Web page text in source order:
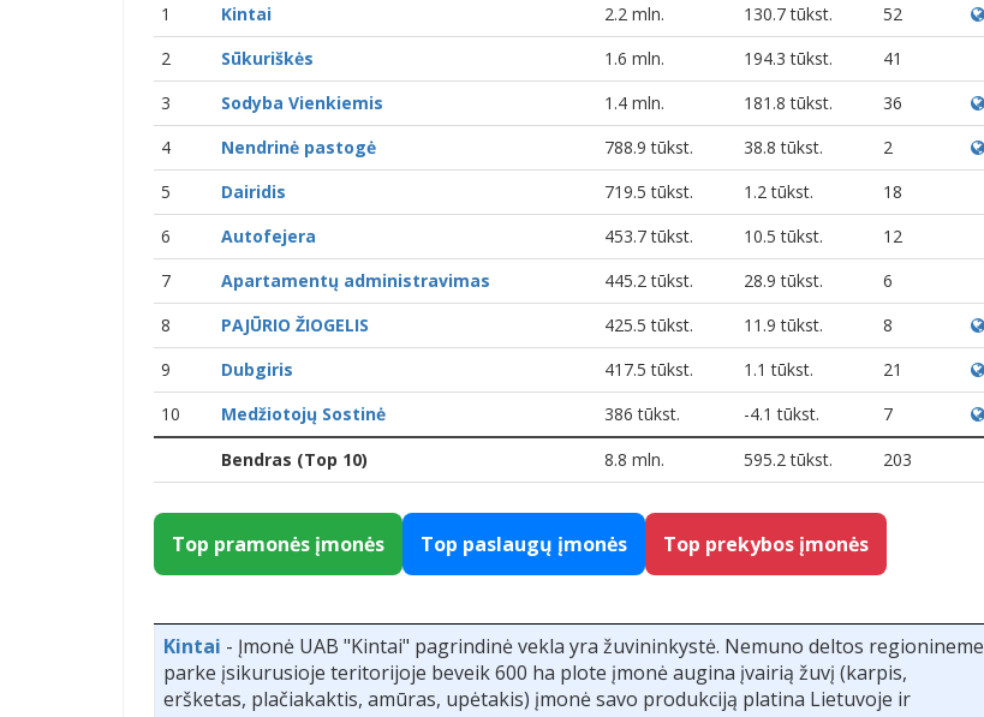
1
Kintai 2.2 mln. 130.7 tūkst.
52
2
Sūkuriškės 1.6 mln. 194.3 tūkst.
41
3
Sodyba Vienkiemis 1.4 mln. 181.8 tūkst.
36
4
Nendrinė pastogė 788.9 tūkst. 38.8 tūkst.
2
5
Dairidis 719.5 tūkst. 1.2 tūkst.
18
6
Autofejera 453.7 tūkst. 10.5 tūkst.
12
7
Apartamentų administravimas 445.2 tūkst. 28.9 tūkst.
6
8
PAJŪRIO ŽIOGELIS 425.5 tūkst. 11.9 tūkst.
8
9
Dubgiris 417.5 tūkst. 1.1 tūkst.
21
10
Medžiotojų Sostinė 386 tūkst. -4.1 tūkst.
7
Bendras (Top 10)
8.8 mln. 595.2 tūkst. 203
Top pramonės įmonės Top paslaugų įmonės Top prekybos įmonės
Kintai - Įmonė UAB "Kintai" pagrindinė vekla yra žuvininkystė. Nemuno deltos regionineme
parke įsikurusioje teritorijoje beveik 600 ha plote įmonė augina įvairią žuvį (karpis,
eršketas, plačiakaktis, amūras, upėtakis) įmonė savo produkciją platina Lietuvoje ir